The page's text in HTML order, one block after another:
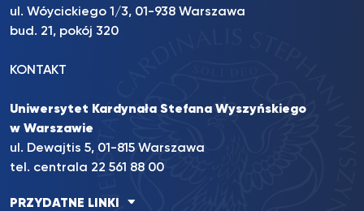
ul. Wóycickiego 1/3, 01-938 Warszawa
bud. 21, pokój 320
KONTAKT
Uniwersytet Kardynała Stefana Wyszyńskiego
w Warszawie
ul. Dewajtis 5, 01-815 Warszawa
tel. centrala 22 561 88 00
PRZYDATNE LINKI